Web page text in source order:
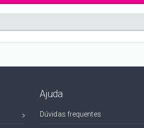
Ajuda
Dúvidas frequentes